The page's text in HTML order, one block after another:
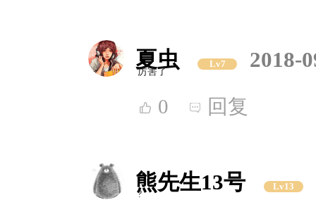
夏虫 Lv7 2018-
厉害了
0 回复
熊先生13号 Lv13
?